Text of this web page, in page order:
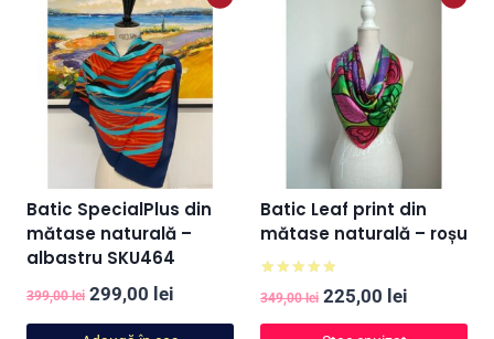
Batic SpecialPlus din
mătase naturală –
albastru SKU464
399,00lei Prețul
inițial
299,00 lei
curent
Batic Leaf print din
mătase naturală – roșu
Evaluat la
5.00
349,00lei Prețul
inițial
225,00 lei
curent